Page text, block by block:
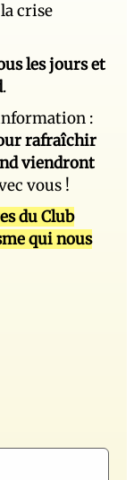
crise
les jours et
.
:
rafraîchir
viendront
vous !
du Club
qui nous